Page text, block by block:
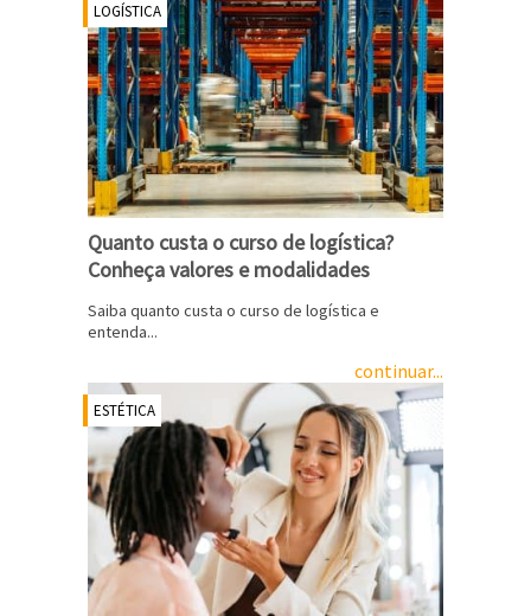
LOGÍSTICA
Quanto custa o curso de logística?
Conheça valores e modalidades
Saiba quanto custa o curso de logística e
entenda...
continuar...
ESTÉTICA